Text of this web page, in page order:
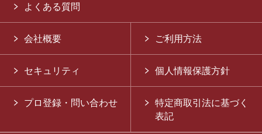
よくある質問
会社概要 ご利用方法
セキュリティ 個人情報保護方針
プロ登録・問い合わせ
特定商取引法に基づく
表記